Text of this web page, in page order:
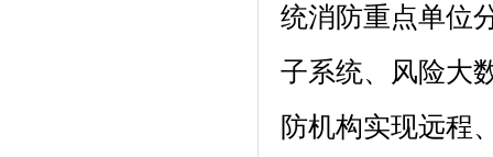
统消防重点单位
子系统、风险大
防机构实现远程